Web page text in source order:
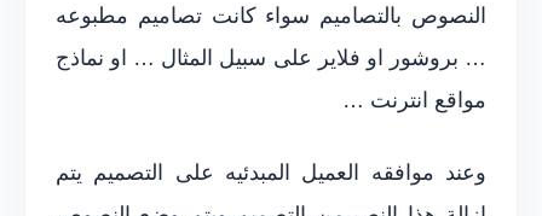
النصوص بالتصاميم سواء كانت تصاميم مطبوعه
… بروشور او فلاير على سبيل المثال … او نماذج
مواقع انترنت …
وعند موافقه العميل المبدئيه على التصميم يتم